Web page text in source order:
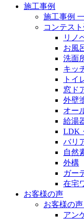
施工事例
施工事例
コンテス
リノ
お風
洗面
キッ
トイ
窓ド
外壁
オー
給湯
LDK
バリ
自然
外構
ガー
在宅
お客様の声
お客様の
アン